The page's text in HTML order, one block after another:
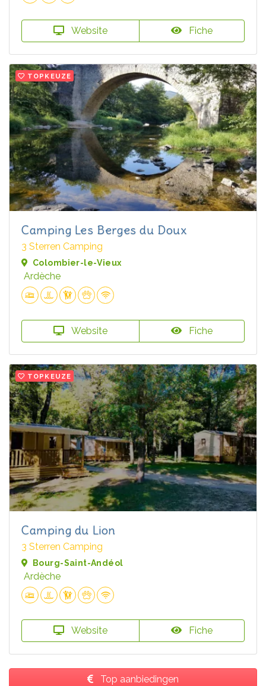
Website Fiche
TOPKEUZE
Camping Les Berges du Doux
3 Sterren Camping
Colombier-le-Vieux
Ardèche
Website Fiche
TOPKEUZE
Camping du Lion
3 Sterren Camping
Bourg-Saint-Andéol
Ardèche
Website Fiche
Top aanbiedingen